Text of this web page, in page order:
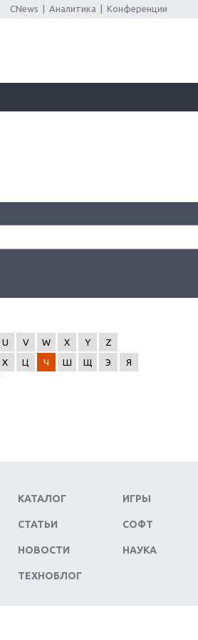
CNews Аналитика Конференции
U V W X Y
Z
Х Ц Ч Ш Щ Э
Я
КАТАЛОГ
СТАТЬИ
НОВОСТИ
ТЕХНОБЛОГ
ИГРЫ
СОФТ
НАУКА